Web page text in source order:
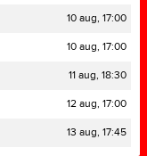
10 aug, 17:00
10 aug, 17:00
11 aug, 18:30
12 aug, 17:00
13 aug, 17:45